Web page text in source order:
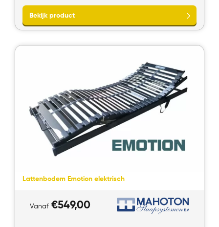
Bekijk product
Lattenbodem Emotion elektrisch
Vanaf €549,00